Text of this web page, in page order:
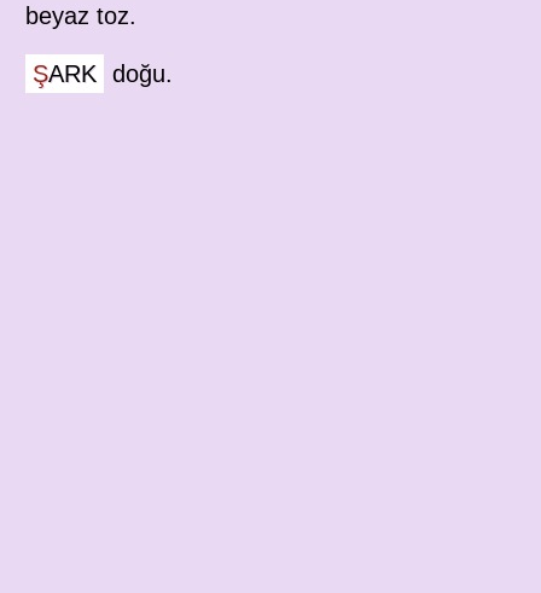
beyaz toz.
ŞARK doğu.